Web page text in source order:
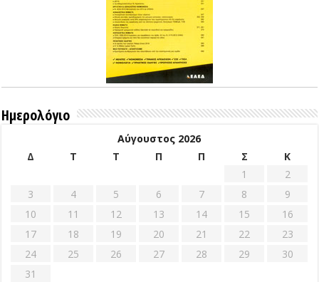
Ημερολόγιο
Αύγουστος 2026
Δ
Τ Τ Π Π Σ
Κ
1
2
3
4 5 6 7 8
9
10
11 12 13 14 15
16
17
18 19 20 21 22
23
24
25 26 27 28 29
30
31